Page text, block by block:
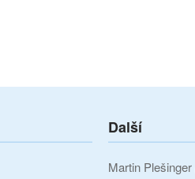
Další
Martin Plešinger